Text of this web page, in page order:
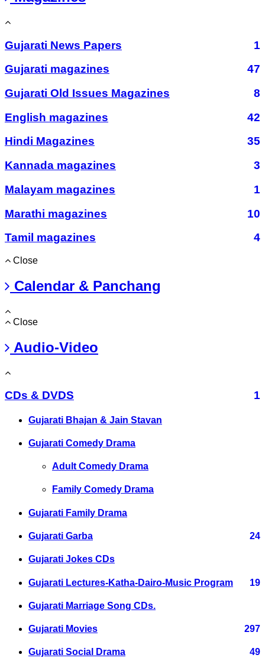
Gujarati News Papers
1
Gujarati magazines
47
Gujarati Old Issues Magazines
8
English magazines
42
Hindi Magazines
35
Kannada magazines
3
Malayam magazines
1
Marathi magazines
10
Tamil magazines
4
Close
Calendar & Panchang
Close
Audio-Video
CDs & DVDS 1
Gujarati Bhajan & Jain Stavan
Gujarati Comedy Drama
Adult Comedy Drama
Family Comedy Drama
Gujarati Family Drama
Gujarati Garba 24
Gujarati Jokes CDs
Gujarati Lectures-Katha-Dairo-Music Program 19
Gujarati Marriage Song CDs.
Gujarati Movies 297
Gujarati Social Drama 49